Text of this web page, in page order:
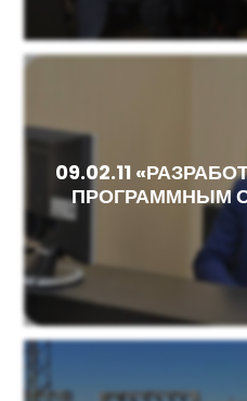
09.02.11
ПРОГРАММНЫМ